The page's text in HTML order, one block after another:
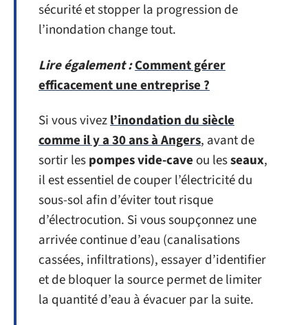
sécurité et stopper la progression de
l’inondation change tout.
Lire également :Comment gérer
efficacement une entreprise ?
Si vous vivezl’inondation du siècle
comme il y a 30 ans à Angers, avant de
sortir lespompes vide-cave ou lesseaux,
il est essentiel de couper l’électricité du
sous-sol afin d’éviter tout risque
d’électrocution. Si vous soupçonnez une
arrivée continue d’eau (canalisations
cassées, infiltrations), essayer d’identifier
et de bloquer la source permet de limiter
la quantité d’eau à évacuer par la suite.